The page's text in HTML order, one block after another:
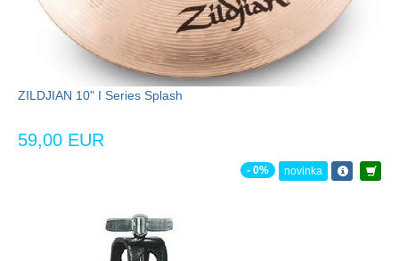
ZILDJIAN 10" I Series Splash
59,00 EUR
- 0% novinka